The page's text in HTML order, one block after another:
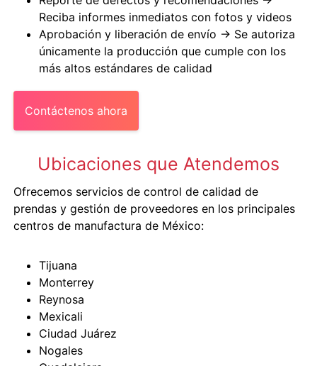
Reciba informes inmediatos con fotos y videos
Aprobación y liberación de envío → Se autoriza
únicamente la producción que cumple con los
más altos estándares de calidad
Contáctenos ahora
Ubicaciones que Atendemos
Ofrecemos servicios de control de calidad de
prendas y gestión de proveedores en los principales
centros de manufactura de México:
Tijuana
Monterrey
Reynosa
Mexicali
Ciudad Juárez
Nogales